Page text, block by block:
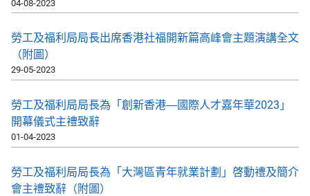
04-08-2023
勞工及福利局局長出席香港社福開新篇高峰會主題演講全文
（附圖）
29-05-2023
勞工及福利局局長為「創新香港----國際人才嘉年華2023」
開幕儀式主禮致辭
01-04-2023
勞工及福利局局長為「大灣區青年就業計劃」啓動禮及簡介
會主禮致辭（附圖）